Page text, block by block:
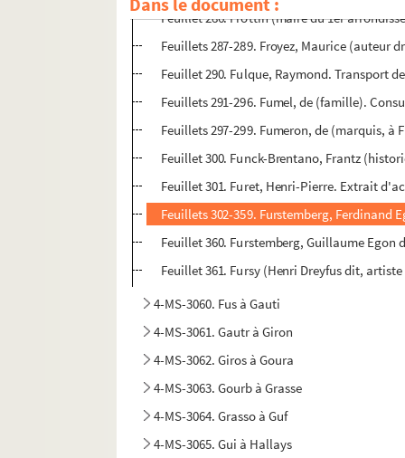
Feuillet 286. Frottin (maire du 1er
Feuillets 287-289. Froyez, Maurice (auteur
Feuillet 290. Fulque, Raymond. Transport
Feuillets 291-296. Fumel, de (famille).
Feuillets 297-299. Fumeron, de (marquis,
Feuillet 300. Funck-Brentano, Frantz
Feuillet 301. Furet, Henri-Pierre. Extrait
Feuillets 302-359. Furstemberg, Ferdinand
Feuillet 360. Furstemberg, Guillaume Egon
Feuillet 361. Fursy (Henri Dreyfus dit,
4-MS-3060. Fus à Gauti
4-MS-3061. Gautr à Giron
4-MS-3062. Giros à Goura
4-MS-3063. Gourb à Grasse
4-MS-3064. Grasso à Guf
4-MS-3065. Gui à Hallays